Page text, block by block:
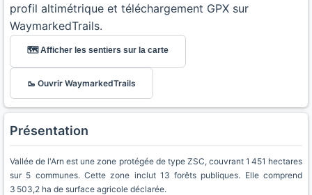
profil altimétrique et téléchargement GPX sur
WaymarkedTrails.
🗺️ Afficher les sentiers sur la carte
🥾 Ouvrir WaymarkedTrails
Présentation
Vallée de l'Arn est une zone protégée de type ZSC, couvrant 1 451 hectares
sur 5 communes. Cette zone inclut 13 forêts publiques. Elle comprend
3 503,2 ha de surface agricole déclarée.